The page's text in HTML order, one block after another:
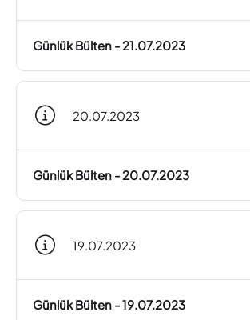
Günlük Bülten - 21.07.2023
20.07.2023
Günlük Bülten - 20.07.2023
19.07.2023
Günlük Bülten - 19.07.2023